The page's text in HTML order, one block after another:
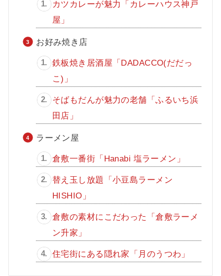
カツカレーが魅力「カレーハウス神戸
屋」
お好み焼き店
鉄板焼き居酒屋「DADACCO(だだっ
こ)」
そばもだんが魅力の老舗「ふるいち浜
田店」
ラーメン屋
倉敷一番街「Hanabi 塩ラーメン」
替え玉し放題「小豆島ラーメン
HISHIO」
倉敷の素材にこだわった「倉敷ラーメ
ン升家」
住宅街にある隠れ家「月のうつわ」